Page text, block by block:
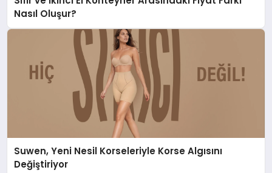
Nasıl Oluşur?
Suwen, Yeni Nesil Korseleriyle Korse Algısını
Değiştiriyor